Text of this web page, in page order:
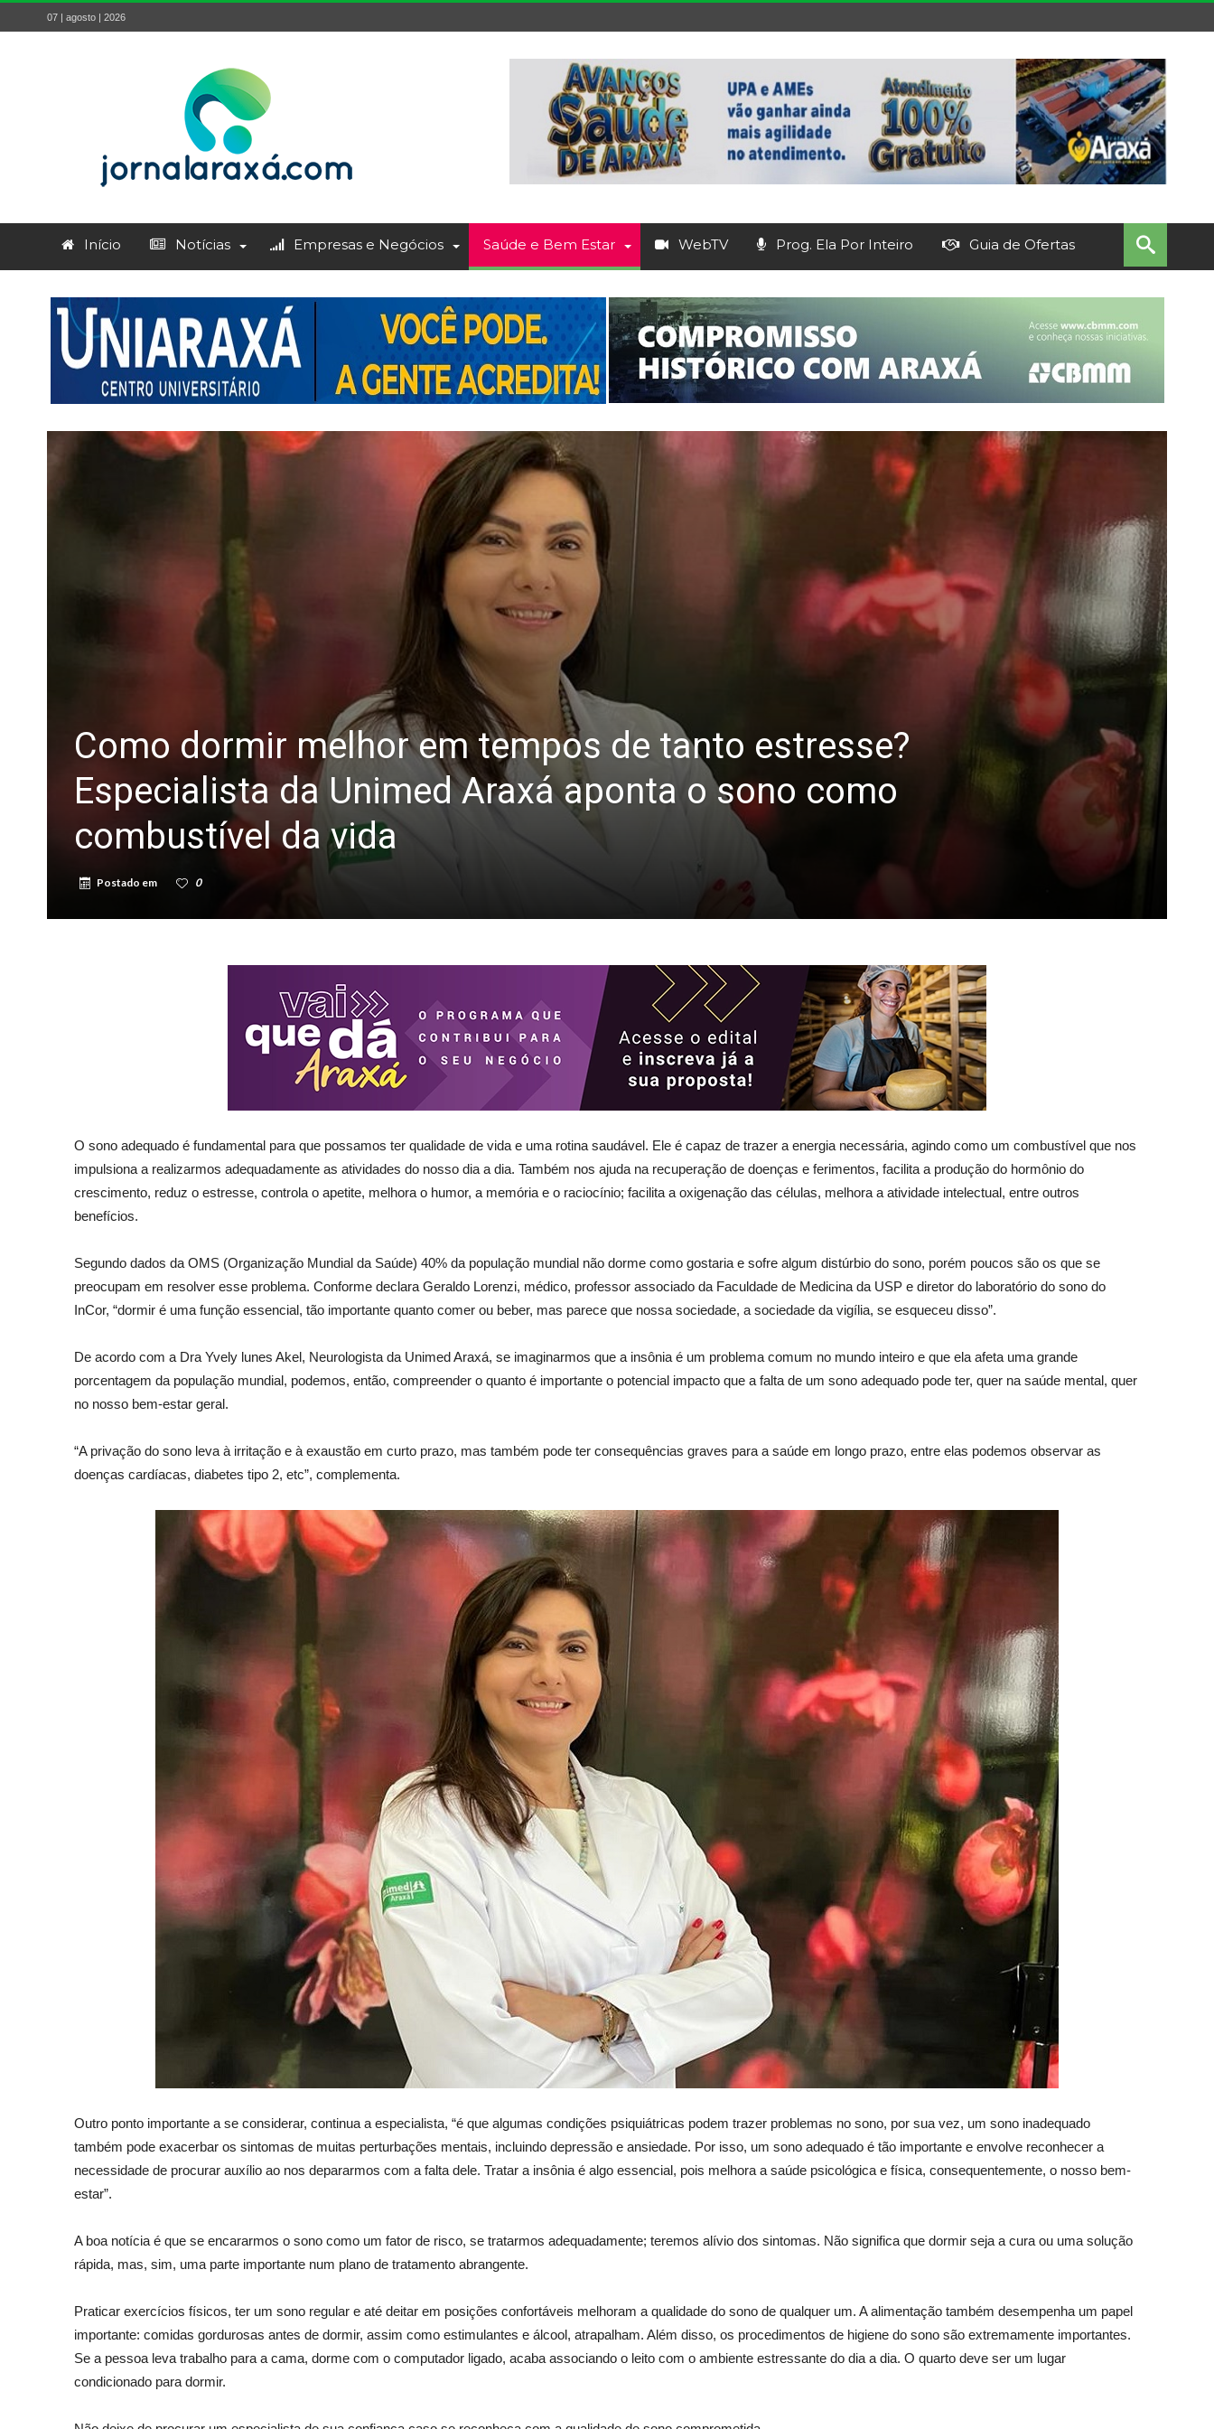
07 | agosto | 2026
Início Notícias Empresas e Negócios Saúde e Bem Estar WebTV Prog. Ela Por Inteiro Guia de Ofertas
Como dormir melhor em tempos de tanto estresse?
Especialista da Unimed Araxá aponta o sono como
combustível da vida
Postado em 0
O sono adequado é fundamental para que possamos ter qualidade de vida e uma rotina saudável. Ele é capaz de trazer a energia necessária, agindo como um combustível que nos
impulsiona a realizarmos adequadamente as atividades do nosso dia a dia. Também nos ajuda na recuperação de doenças e ferimentos, facilita a produção do hormônio do
crescimento, reduz o estresse, controla o apetite, melhora o humor, a memória e o raciocínio; facilita a oxigenação das células, melhora a atividade intelectual, entre outros
benefícios.
Segundo dados da OMS (Organização Mundial da Saúde) 40% da população mundial não dorme como gostaria e sofre algum distúrbio do sono, porém poucos são os que se
preocupam em resolver esse problema. Conforme declara Geraldo Lorenzi, médico, professor associado da Faculdade de Medicina da USP e diretor do laboratório do sono do
InCor, “dormir é uma função essencial, tão importante quanto comer ou beber, mas parece que nossa sociedade, a sociedade da vigília, se esqueceu disso”.
De acordo com a Dra Yvely lunes Akel, Neurologista da Unimed Araxá, se imaginarmos que a insônia é um problema comum no mundo inteiro e que ela afeta uma grande
porcentagem da população mundial, podemos, então, compreender o quanto é importante o potencial impacto que a falta de um sono adequado pode ter, quer na saúde mental, quer
no nosso bem-estar geral.
“A privação do sono leva à irritação e à exaustão em curto prazo, mas também pode ter consequências graves para a saúde em longo prazo, entre elas podemos observar as
doenças cardíacas, diabetes tipo 2, etc”, complementa.
Outro ponto importante a se considerar, continua a especialista, “é que algumas condições psiquiátricas podem trazer problemas no sono, por sua vez, um sono inadequado
também pode exacerbar os sintomas de muitas perturbações mentais, incluindo depressão e ansiedade. Por isso, um sono adequado é tão importante e envolve reconhecer a
necessidade de procurar auxílio ao nos depararmos com a falta dele. Tratar a insônia é algo essencial, pois melhora a saúde psicológica e física, consequentemente, o nosso bem-
estar”.
A boa notícia é que se encararmos o sono como um fator de risco, se tratarmos adequadamente; teremos alívio dos sintomas. Não significa que dormir seja a cura ou uma solução
rápida, mas, sim, uma parte importante num plano de tratamento abrangente.
Praticar exercícios físicos, ter um sono regular e até deitar em posições confortáveis melhoram a qualidade do sono de qualquer um. A alimentação também desempenha um papel
importante: comidas gordurosas antes de dormir, assim como estimulantes e álcool, atrapalham. Além disso, os procedimentos de higiene do sono são extremamente importantes.
Se a pessoa leva trabalho para a cama, dorme com o computador ligado, acaba associando o leito com o ambiente estressante do dia a dia. O quarto deve ser um lugar
condicionado para dormir.